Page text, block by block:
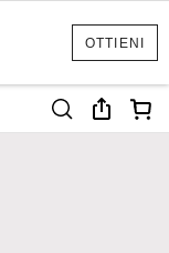
OTTIENI